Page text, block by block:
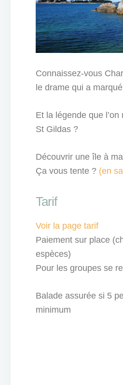
Connaissez-vous
le drame qui a
Et la légende que l’on
St Gildas ?
Découvrir une île à
Ça vous tente ? (en
Tarif
Voir la page tarif
Paiement sur place
espèces)
Pour les groupes se
Balade assurée si 5
minimum